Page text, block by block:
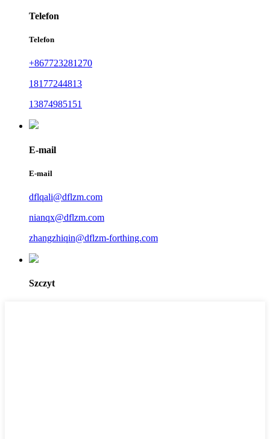
Telefon
Telefon
+867723281270
18177244813
13874985151
E-mail
E-mail
dflqali@dflzm.com
nianqx@dflzm.com
zhangzhiqin@dflzm-forthing.com
Szczyt